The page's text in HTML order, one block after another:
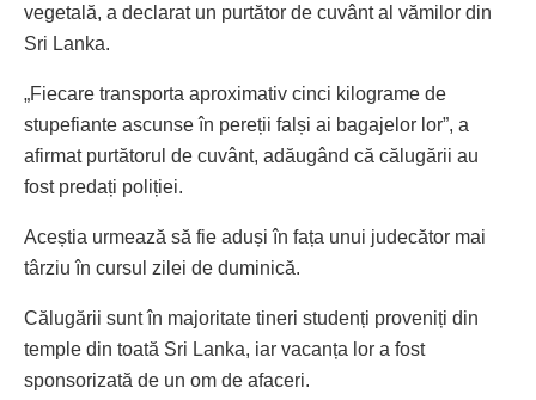
vegetală, a declarat un purtător de cuvânt al vămilor din
Sri Lanka.
„Fiecare transporta aproximativ cinci kilograme de
stupefiante ascunse în pereții falși ai bagajelor lor”, a
afirmat purtătorul de cuvânt, adăugând că călugării au
fost predați poliției.
Aceștia urmează să fie aduși în fața unui judecător mai
târziu în cursul zilei de duminică.
Călugării sunt în majoritate tineri studenți proveniți din
temple din toată Sri Lanka, iar vacanța lor a fost
sponsorizată de un om de afaceri.